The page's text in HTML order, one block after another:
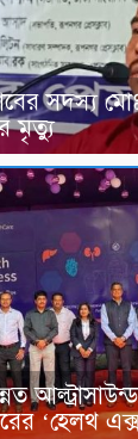
সদস্য
মৃত্যু
‘হেলথ